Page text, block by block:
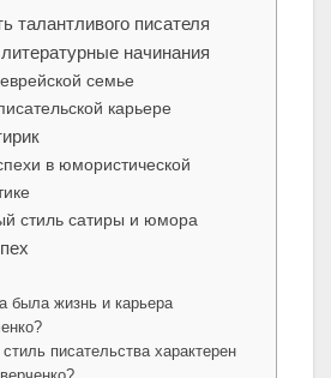
талантливого писателя
начинания
семье
карьере
в юмористической
стиль сатиры и юмора
была жизнь и карьера
стиль писательства характерен